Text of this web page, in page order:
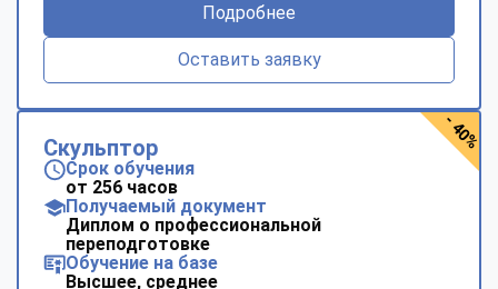
Подробнее
Оставить заявку
Скульптор
Срок обучения
от 256 часов
Получаемый документ
Диплом о профессиональной
переподготовке
Обучение на базе
Высшее, среднее
- 40%